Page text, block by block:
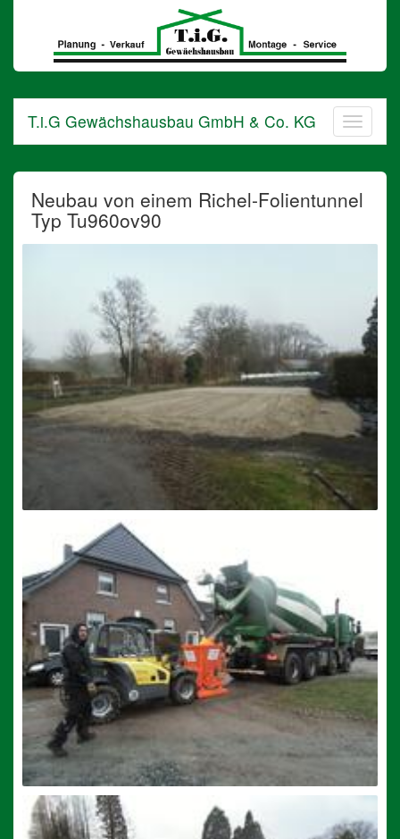
Gewächshausbau
GmbH
&
Co.
KG
in
T.i.G Gewächshausbau GmbH & Co. KG
Neubau von einem Richel-Folientunnel
Typ Tu960ov90